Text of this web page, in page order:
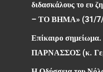
διδασκάλους το ευ
– ΤΟ ΒΗΜΑ» (31/
Επίκαιρο
ΠΑΡΝΑΣΣΟΣ (κ.